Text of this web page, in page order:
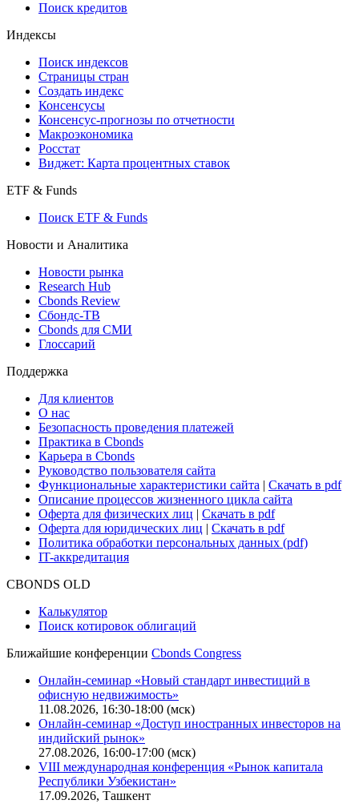
Поиск кредитов
Индексы
Поиск индексов
Страницы стран
Создать индекс
Консенсусы
Консенсус-прогнозы по отчетности
Макроэкономика
Росстат
Виджет: Карта процентных ставок
ETF & Funds
Поиск ETF & Funds
Новости и Аналитика
Новости рынка
Research Hub
Cbonds Review
Сбондс-ТВ
Cbonds для СМИ
Глоссарий
Поддержка
Для клиентов
О нас
Безопасность проведения платежей
Практика в Cbonds
Карьера в Cbonds
Руководство пользователя сайта
Функциональные характеристики сайта | Скачать в pdf
Описание процессов жизненного цикла сайта
Оферта для физических лиц | Скачать в pdf
Оферта для юридических лиц | Скачать в pdf
Политика обработки персональных данных (pdf)
IT-аккредитация
CBONDS OLD
Калькулятор
Поиск котировок облигаций
Ближайшие конференции Cbonds Congress
Онлайн-семинар «Новый стандарт инвестиций в
офисную недвижимость»
11.08.2026, 16:30-18:00 (мск)
Онлайн-семинар «Доступ иностранных инвесторов на
индийский рынок»
27.08.2026, 16:00-17:00 (мск)
VIII международная конференция «Рынок капитала
Республики Узбекистан»
17.09.2026, Ташкент